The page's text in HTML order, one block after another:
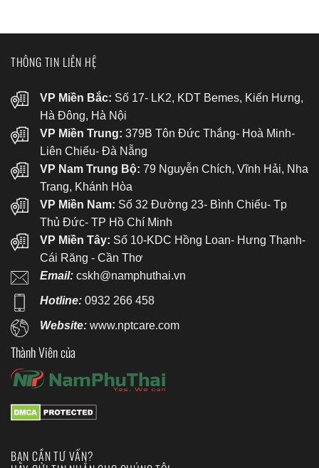
THÔNG TIN LIÊN HỆ
VP Miền Bắc: Số 17- LK2, KDT Bemes, Kiến Hưng,
Hà Đông, Hà Nội
VP Miền Trung: 379B Tôn Đức Thắng- Hoà Minh-
Liên Chiểu- Đà Nẵng
VP Nam Trung Bộ: 79 Nguyễn Chích, Vĩnh Hải, Nha
Trang, Khánh Hòa
VP Miền Nam: Số 32 Đường 23- Bình Chiểu- Tp
Thủ Đức- TP Hồ Chí Minh
VP Miền Tây: Số 10-KDC Hồng Loan- Hưng Thạnh-
Cái Răng - Cần Thơ
Email: cskh@namphuthai.vn
Hotline: 0932 266 458
Website:www.nptcare.com
Thành Viên của
BẠN CẦN TƯ VẤN?